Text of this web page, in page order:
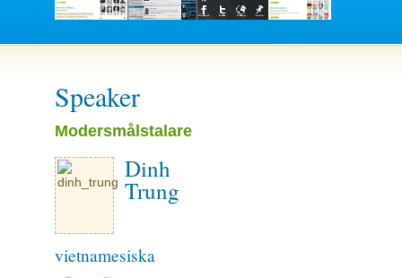
Speaker
Modersmålstalare
Dinh
Trung
vietnamesiska